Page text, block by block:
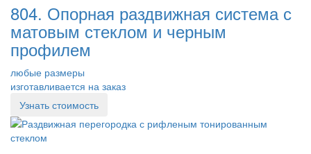
804. Опорная раздвижная система с
матовым стеклом и черным
профилем
любые размеры
изготавливается на заказ
Узнать стоимость